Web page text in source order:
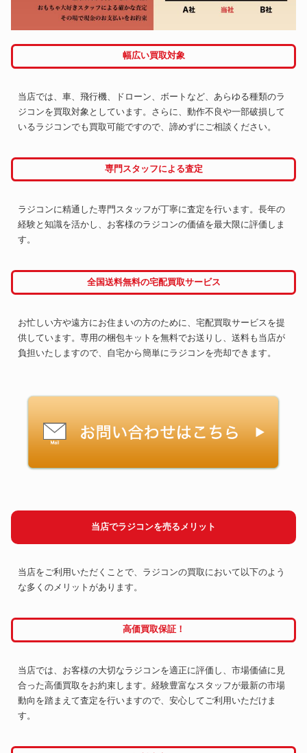
幅広い買取対象
当店では、車、飛行機、ドローン、ボートなど、あらゆる種類のラ
ジコンを買取対象としています。さらに、動作不良や一部破損して
いるラジコンでも買取可能ですので、諦めずにご相談ください。
専門スタッフによる査定
ラジコンに精通した専門スタッフが丁寧に査定を行います。長年の
経験と知識を活かし、お客様のラジコンの価値を最大限に評価しま
す。
全国送料無料の宅配買取サービス
お忙しい方や遠方にお住まいの方のために、宅配買取サービスを提
供しています。専用の梱包キットを無料でお送りし、送料も当店が
負担いたしますので、自宅から簡単にラジコンを売却できます。
当店でラジコンを売るメリット
当店をご利用いただくことで、ラジコンの買取において以下のよう
な多くのメリットがあります。
高価買取保証！
当店では、お客様の大切なラジコンを適正に評価し、市場価値に見
合った高価買取をお約束します。経験豊富なスタッフが最新の市場
動向を踏まえて査定を行いますので、安心してご利用いただけま
す。